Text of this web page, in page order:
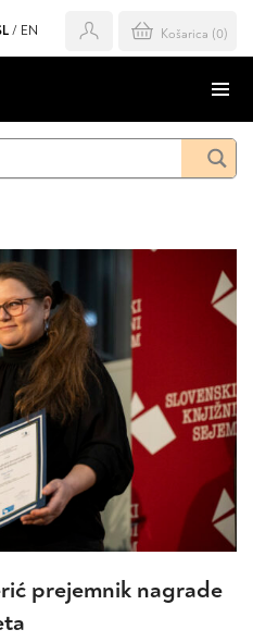
/ EN Košarica (0)
prejemnik nagrade